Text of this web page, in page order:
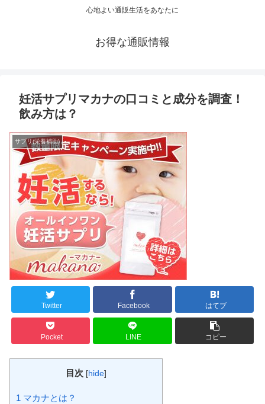
心地よい通販生活をあなたに
お得な通販情報
妊活サプリマカナの口コミと成分を調査！
飲み方は？
サプリ(栄養補助)
Twitter Facebook はてブ
Pocket LINE コピー
目次 [hide]
1 マカナとは？